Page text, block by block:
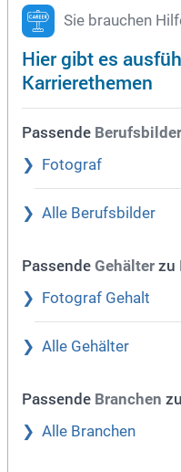
Sie brauchen
Hier gibt es
Karrierethemen
Passende Berufsbilder
Fotograf
Alle Berufsbilder
Passende Gehälter zu
Fotograf Gehalt
Alle Gehälter
Passende Branchen
Alle Branchen